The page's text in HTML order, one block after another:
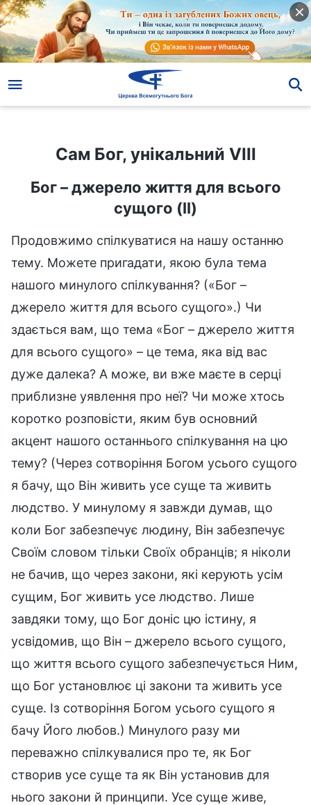
Сам Бог, унікальний VIII
Бог – джерело життя для всього
сущого (II)
Продовжимо спілкуватися на нашу останню
тему. Можете пригадати, якою була тема
нашого минулого спілкування? («Бог –
джерело життя для всього сущого».) Чи
здається вам, що тема «Бог – джерело життя
для всього сущого» – це тема, яка від вас
дуже далека? А може, ви вже маєте в серці
приблизне уявлення про неї? Чи може хтось
коротко розповісти, яким був основний
акцент нашого останнього спілкування на цю
тему? (Через сотворіння Богом усього сущого
я бачу, що Він живить усе суще та живить
людство. У минулому я завжди думав, що
коли Бог забезпечує людину, Він забезпечує
Своїм словом тільки Своїх обранців; я ніколи
не бачив, що через закони, які керують усім
сущим, Бог живить усе людство. Лише
завдяки тому, що Бог доніс цю істину, я
усвідомив, що Він – джерело всього сущого,
що життя всього сущого забезпечується Ним,
що Бог установлює ці закони та живить усе
суще. Із сотворіння Богом усього сущого я
бачу Його любов.) Минулого разу ми
переважно спілкувалися про те, як Бог
створив усе суще та як Він установив для
нього закони й принципи. Усе суще живе,